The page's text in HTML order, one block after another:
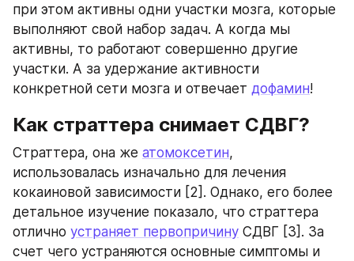
при этом активны одни участки мозга, которые
выполняют свой набор задач. А когда мы
активны, то работают совершенно другие
участки. А за удержание активности
конкретной сети мозга и отвечает дофамин!
Как страттера снимает СДВГ?
Страттера, она же атомоксетин,
использовалась изначально для лечения
кокаиновой зависимости [2]. Однако, его более
детальное изучение показало, что страттера
отлично устраняет первопричину СДВГ [3]. За
счет чего устраняются основные симптомы и